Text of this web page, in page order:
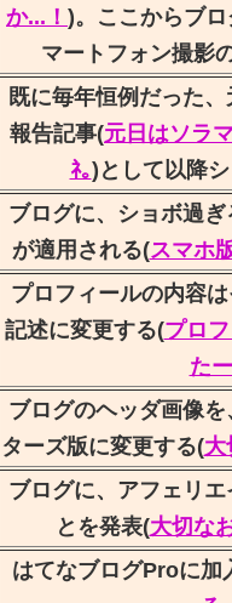
か...！ )。ここからブ
マートフォン撮影
既に毎年恒例だった
報告記事(元日はソラ
ﾈ｡)として以降
ブログに、ショボ過
が適用される(スマホ
プロフィールの内容
記述に変更する(プロ
た
ブログのヘッダ画像
ターズ版に変更する(大
ブログに、アフェリ
とを発表(大切な
はてなブログProに加